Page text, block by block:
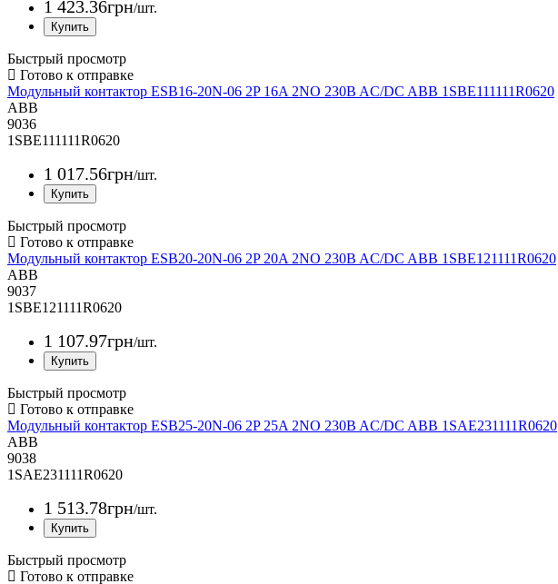
1 423.36грн/шт.
Быстрый просмотр
Модульный контактор ESB16-20N-06 2P 16A 2NO 230B AC/DC ABB 1SBE111111R0620
ABB
9036
1SBE111111R0620
1 017.56грн/шт.
Быстрый просмотр
Модульный контактор ESB20-20N-06 2P 20A 2NO 230B AC/DC ABB 1SBE121111R0620
ABB
9037
1SBE121111R0620
1 107.97грн/шт.
Быстрый просмотр
Модульный контактор ESB25-20N-06 2P 25A 2NO 230B AC/DC ABB 1SAE231111R0620
ABB
9038
1SAE231111R0620
1 513.78грн/шт.
Быстрый просмотр